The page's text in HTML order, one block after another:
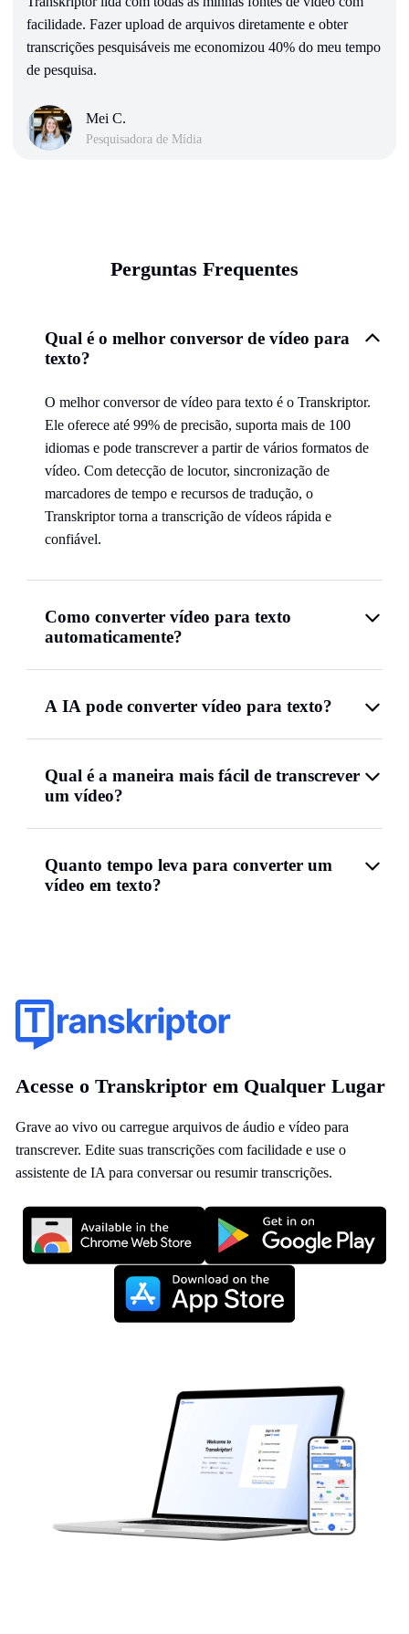
facilidade. Fazer upload de arquivos diretamente e obter
transcrições pesquisáveis me economizou 40% do meu tempo
de pesquisa.
Mei C.
Pesquisadora de Mídia
Perguntas Frequentes
Qual é o melhor conversor de vídeo para
texto?
O melhor conversor de vídeo para texto é o Transkriptor.
Ele oferece até 99% de precisão, suporta mais de 100
idiomas e pode transcrever a partir de vários formatos de
vídeo. Com detecção de locutor, sincronização de
marcadores de tempo e recursos de tradução, o
Transkriptor torna a transcrição de vídeos rápida e
confiável.
Como converter vídeo para texto
automaticamente?
A IA pode converter vídeo para texto?
Qual é a maneira mais fácil de transcrever
um vídeo?
Quanto tempo leva para converter um
vídeo em texto?
Acesse o Transkriptor em Qualquer Lugar
Grave ao vivo ou carregue arquivos de áudio e vídeo para
transcrever. Edite suas transcrições com facilidade e use o
assistente de IA para conversar ou resumir transcrições.